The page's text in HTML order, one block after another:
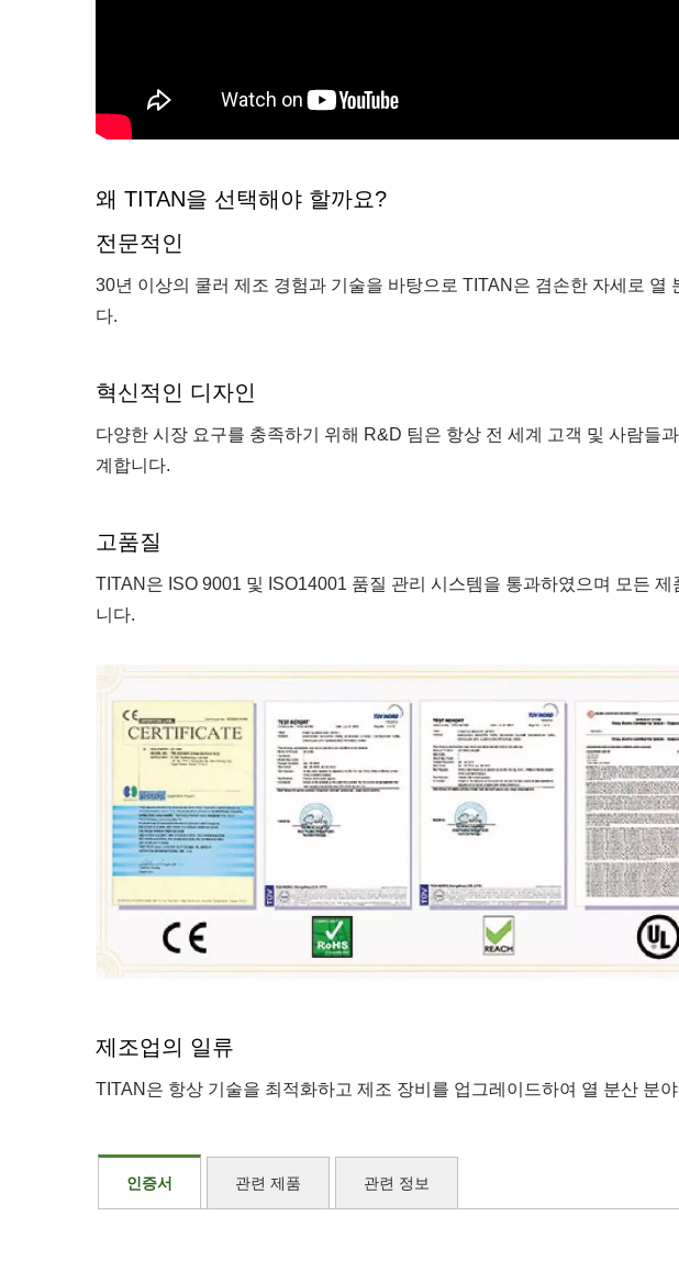
왜 TITAN을 선택해야 할까요?
전문적인
30년 이상의 쿨러 제조 경험과 기술을 바탕으로 TITAN은 겸손한 자세로
다.
혁신적인 디자인
다양한 시장 요구를 충족하기 위해 R&D 팀은 항상 전 세계 고객 및 사람들
계합니다.
고품질
TITAN은 ISO 9001 및 ISO14001 품질 관리 시스템을 통과하였으며 모든
니다.
제조업의 일류
TITAN은 항상 기술을 최적화하고 제조 장비를 업그레이드하여 열 분산 분
인증서 관련 제품 관련 정보